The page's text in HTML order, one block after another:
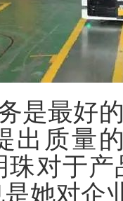
是最好
出质量
珠对于
她对企